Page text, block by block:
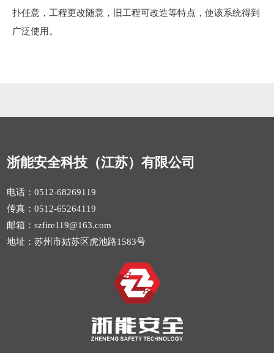
扑任意，工程更改随意，旧工程可改造等特点，使该系统得到
广泛使用。
浙能安全科技（江苏）有限公司
电话：0512-68269119
传真：0512-65264119
邮箱：szfire119@163.com
地址：苏州市姑苏区虎池路1583号